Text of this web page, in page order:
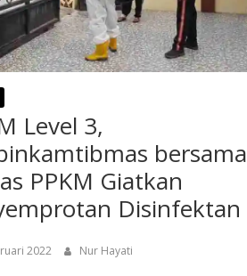
Level 3,
bersama
PPKM Giatkan
Disinfektan
2022 Nur Hayati